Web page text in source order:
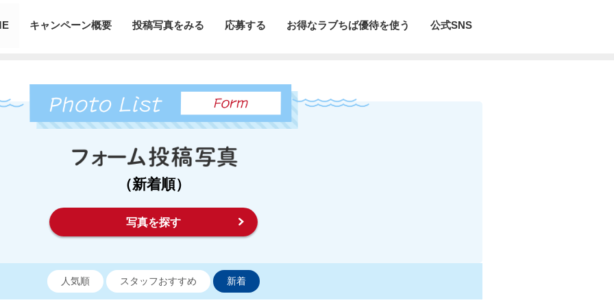
キャンペーン概要 投稿写真をみる 応募する お得なラブちば優待を使う 公式SNS
（新着順）
写真を探す
人気順 スタッフおすすめ 新着